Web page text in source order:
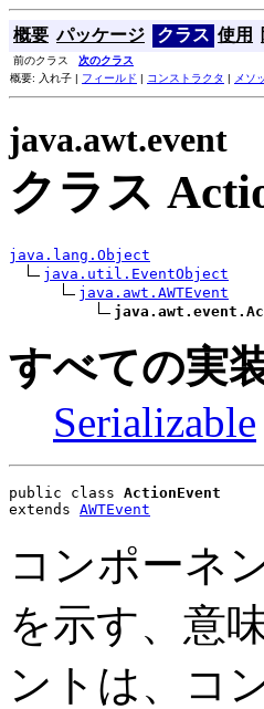
概要 パッケージ クラス 使用
前のクラス 次のクラス
概要: 入れ子 | フィールド | コンストラクタ | メソ
java.awt.event
クラス
java.lang.Object
java.util.EventObject
java.awt.AWTEvent
すべての実
Serializable
public class ActionEvent
extends AWTEvent
コンポーネ
を示す、意
ントは、コ